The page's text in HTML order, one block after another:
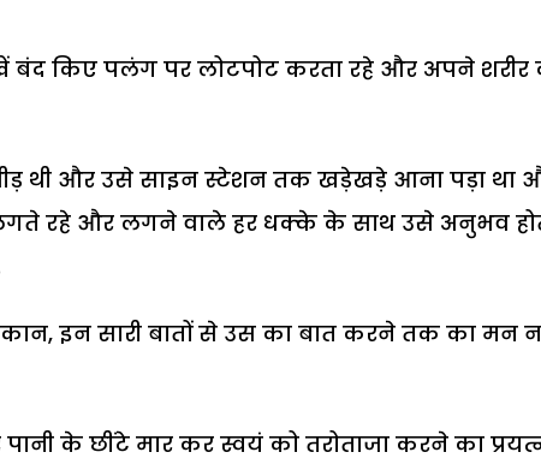
बंद किए पलंग पर लोटपोट करता रहे और अपने शरीर
थी और उसे साइन स्टेशन तक खड़ेखड़े आना पड़ा था
रहे और लगने वाले हर धक्के के साथ उसे अनुभव
इन सारी बातों से उस का बात करने तक का मन
के छींटे मार कर स्वयं को तरोताजा करने का